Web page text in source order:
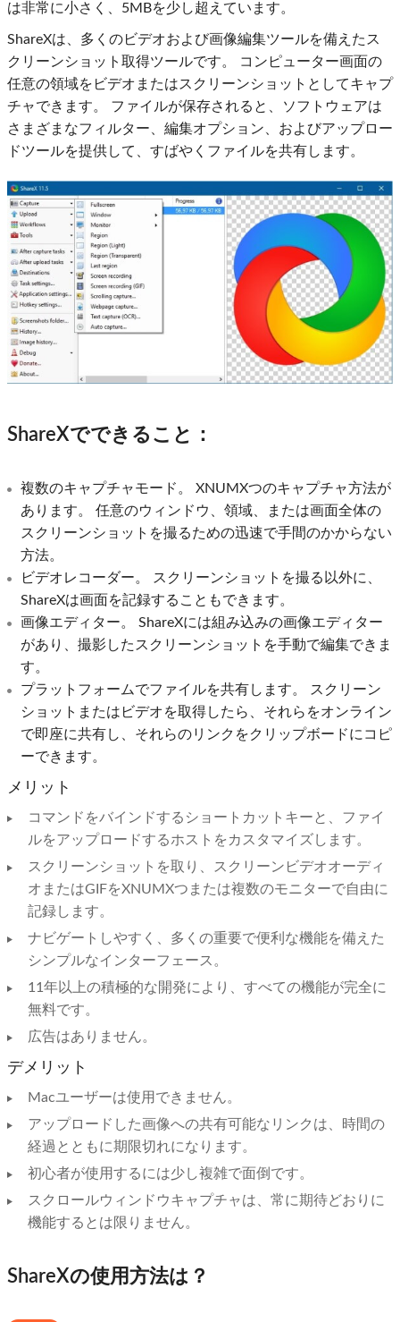
は非常に小さく、5MBを少し超えています。
ShareXは、多くのビデオおよび画像編集ツールを備えたス
クリーンショット取得ツールです。 コンピューター画面の
任意の領域をビデオまたはスクリーンショットとしてキャプ
チャできます。 ファイルが保存されると、ソフトウェアは
さまざまなフィルター、編集オプション、およびアップロー
ドツールを提供して、すばやくファイルを共有します。
ShareXでできること：
複数のキャプチャモード。 XNUMXつのキャプチャ方法が
あります。 任意のウィンドウ、領域、または画面全体の
スクリーンショットを撮るための迅速で手間のかからない
方法。
ビデオレコーダー。 スクリーンショットを撮る以外に、
ShareXは画面を記録することもできます。
画像エディター。 ShareXには組み込みの画像エディター
があり、撮影したスクリーンショットを手動で編集できま
す。
プラットフォームでファイルを共有します。 スクリーン
ショットまたはビデオを取得したら、それらをオンライン
で即座に共有し、それらのリンクをクリップボードにコピ
ーできます。
メリット
コマンドをバインドするショートカットキーと、ファイ
ルをアップロードするホストをカスタマイズします。
スクリーンショットを取り、スクリーンビデオオーディ
オまたはGIFをXNUMXつまたは複数のモニターで自由に
記録します。
ナビゲートしやすく、多くの重要で便利な機能を備えた
シンプルなインターフェース。
11年以上の積極的な開発により、すべての機能が完全に
無料です。
広告はありません。
デメリット
Macユーザーは使用できません。
アップロードした画像への共有可能なリンクは、時間の
経過とともに期限切れになります。
初心者が使用するには少し複雑で面倒です。
スクロールウィンドウキャプチャは、常に期待どおりに
機能するとは限りません。
ShareXの使用方法は？